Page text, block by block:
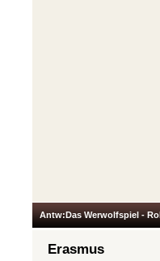
Antw:Das Werwolfspiel -
Erasmus